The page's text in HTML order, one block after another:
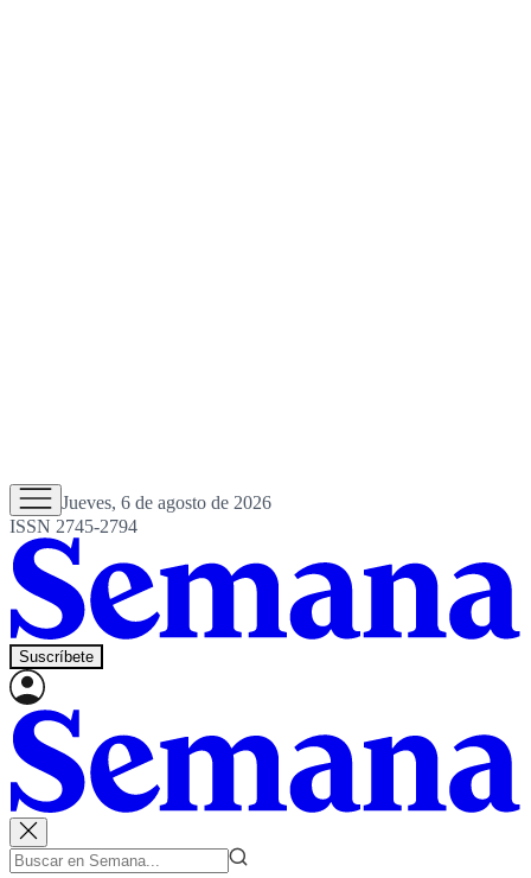
Jueves, 6 de agosto de 2026
ISSN 2745-2794
Suscríbete